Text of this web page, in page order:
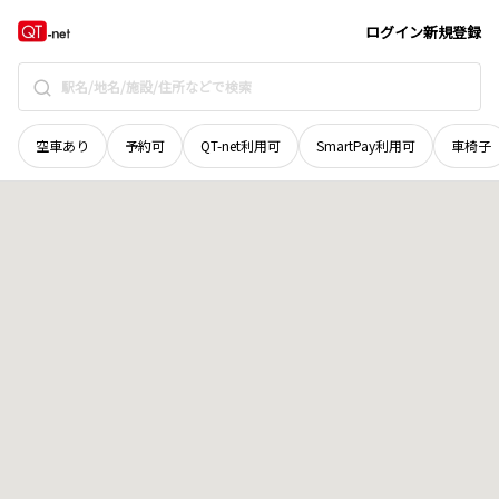
ログイン新規登録
空車あり 予約可 QT-net利用可 SmartPay利用可 車椅子
滋賀県